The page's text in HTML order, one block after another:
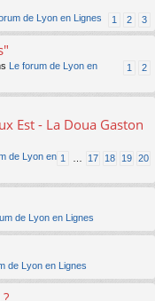
1 2 3
de Lyon en Lignes
1 2
Le forum de Lyon en
Est - La Doua Gaston
1 17 18 19 20
de Lyon en
de Lyon en Lignes
de Lyon en Lignes